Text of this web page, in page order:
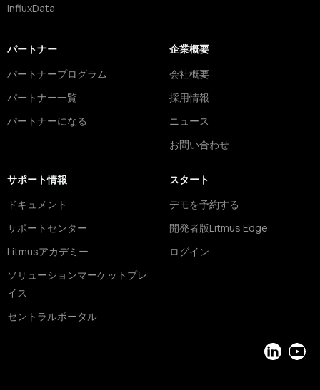
InfluxData
パートナー
パートナープログラム
パートナー一覧
パートナーになる
企業概要
会社概要
採用情報
ニュース
お問い合わせ
サポート情報
ドキュメント
サポートセンター
Litmusアカデミー
ソリューションマーケットプレ
イス
セントラルポータル
スタート
デモを予約する
開発者版Litmus Edge
ログイン
LinkedIn